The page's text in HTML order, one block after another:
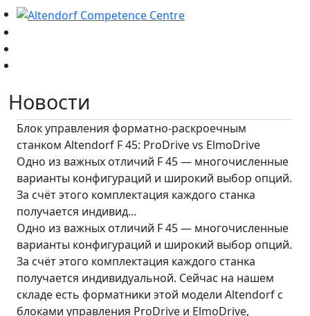
Новости
Блок управления форматно-раскроечным
станком Altendorf F 45: ProDrive vs ElmoDrive
Одно из важных отличий F 45 — многочисленные
варианты конфигураций и широкий выбор опций.
За счёт этого комплектация каждого станка
получается индивид...
Одно из важных отличий F 45 — многочисленные
варианты конфигураций и широкий выбор опций.
За счёт этого комплектация каждого станка
получается индивидуальной. Сейчас на нашем
складе есть форматники этой модели Altendorf с
блоками управления ProDrive и ElmoDrive,